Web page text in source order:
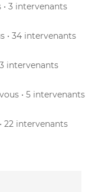
• 3 intervenants
• 34 intervenants
intervenants
• 5 intervenants
22 intervenants